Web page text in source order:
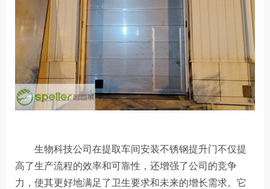
生物科技公司在提取车间安装不锈钢提升门不仅提
高了生产流程的效率和可靠性，还增强了公司的竞争
力，使其更好地满足了卫生要求和未来的增长需求。 它